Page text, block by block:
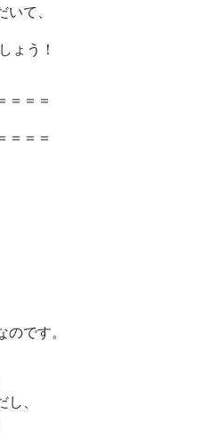
て、
ょう！
＝＝＝
＝＝＝
です。
、